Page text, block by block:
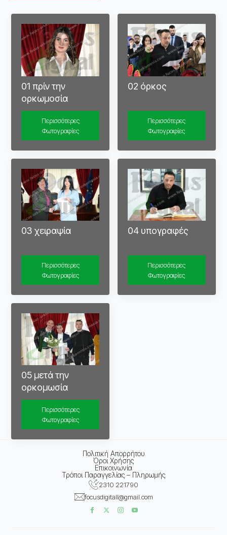
01 πρίν την
ορκωμοσία
Περισσότερες
Φωτογραφίες
02 όρκος
Περισσότερες
Φωτογραφίες
03 χειραψία
Περισσότερες
Φωτογραφίες
04 υπογραφές
Περισσότερες
Φωτογραφίες
05 μετά την
ορκομωσία
Περισσότερες
Φωτογραφίες
Πολιτική Απορρήτου
Όροι Χρήσης
Επικοινωνία
Τρόποι Παραγγελίας – Πληρωμής
2310 221790
focusdigitall@gmail.com